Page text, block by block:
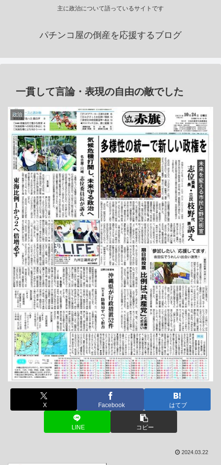
主に政治について語っているサイトです
パチンコ屋の倒産を応援するブログ
一貫して言論・表現の自由の敵でした
政治
X Facebook はてブ
LINE コピー
2024.03.22